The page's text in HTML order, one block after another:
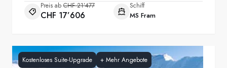
Preis ab CHF 21’477
CHF 17’606
Schiff
MS Fram
Kostenloses Suite-Upgrade + Mehr Angebote